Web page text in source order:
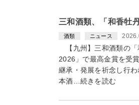
三和酒類、「和香牡
酒類 ニュース
【九州】三和酒類の
2026」で最高金賞を受
継承・発展を祈念し行
本酒…続きを読む